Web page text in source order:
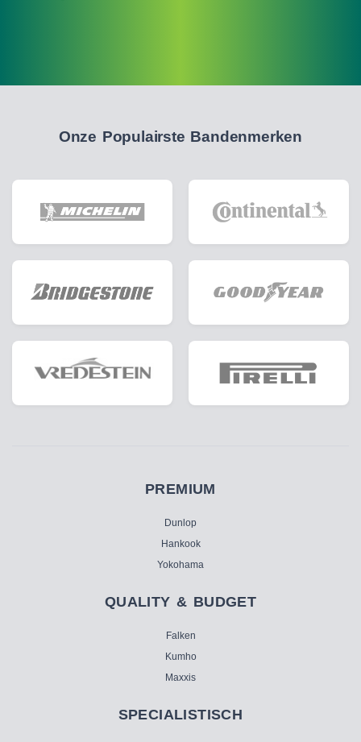
Onze Populairste Bandenmerken
PREMIUM
Dunlop
Hankook
Yokohama
QUALITY & BUDGET
Falken
Kumho
Maxxis
SPECIALISTISCH